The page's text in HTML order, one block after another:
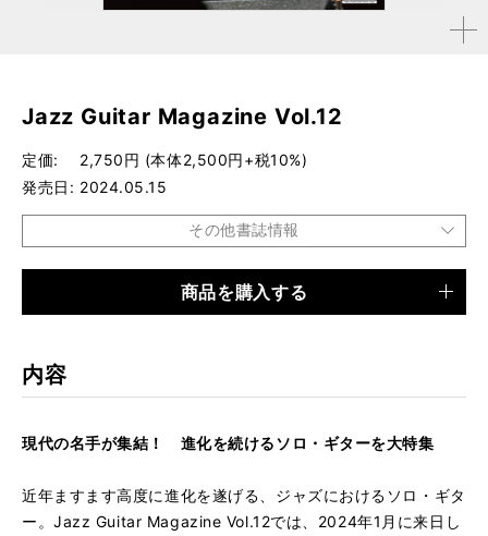
拡大す
Jazz Guitar Magazine Vol.12
定価
2,750円 (本体2,500円+税10%)
発売日
2024.05.15
その他書誌情報
商品を購入する
内容
現代の名手が集結！ 進化を続けるソロ・ギターを大特集
近年ますます高度に進化を遂げる、ジャズにおけるソロ・ギタ
ー。Jazz Guitar Magazine Vol.12では、2024年1月に来日し